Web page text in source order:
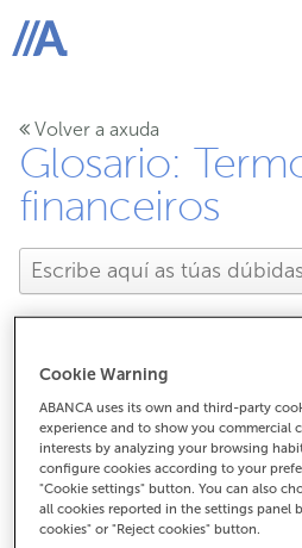
ABANCA
Volver a axuda
Glosario:
financeiros
Que é o TXN?
Que é o TXN?
Cookie Warning
ABANCA uses its own and third-party
experience and to show you commercial
interests by analyzing your browsing
configure cookies according to your
"Cookie settings" button. You can also
all cookies reported in the settings panel
cookies" or "Reject cookies" button.